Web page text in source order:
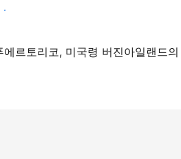
록하기
에르토리코, 미국령 버진아일랜드